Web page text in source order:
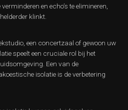
en echo’s te elimineren,
klinkt.
een concertzaal of gewoon uw
speelt een cruciale rol bij het
Een van de
isolatie is de verbetering